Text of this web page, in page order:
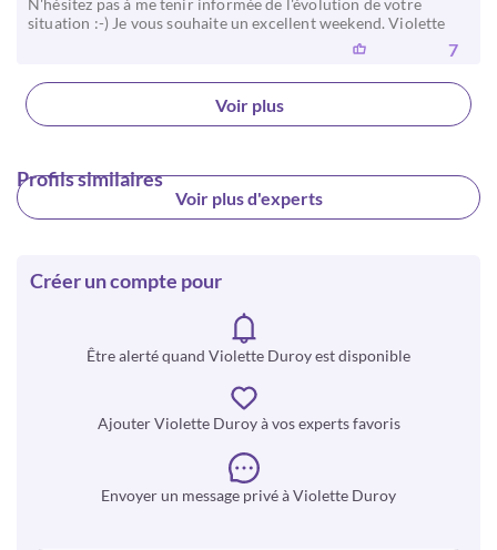
N'hésitez pas à me tenir informée de l'évolution de votre
situation :-) Je vous souhaite un excellent weekend. Violette
7
Voir plus
Profils similaires
Voir plus d'experts
Créer un compte pour
Être alerté quand Violette Duroy est disponible
Ajouter Violette Duroy à vos experts favoris
Envoyer un message privé à Violette Duroy